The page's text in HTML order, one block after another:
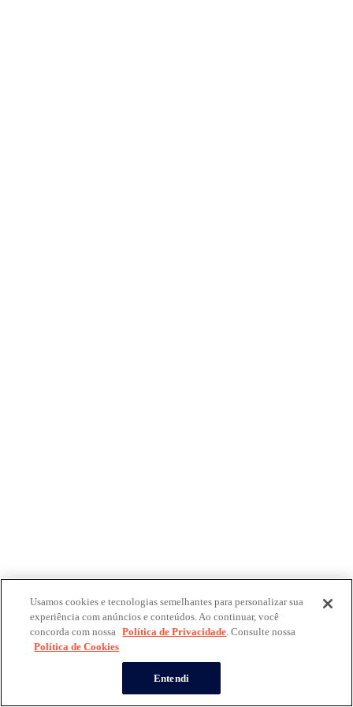
Usamos cookies e tecnologias semelhantes para personalizar sua
experiência com anúncios e conteúdos. Ao continuar, você
concorda com nossa Política de Privacidade. Consulte nossa
Política de Cookies
Entendi